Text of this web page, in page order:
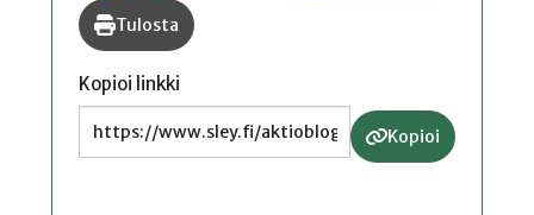
Tulosta
Kopioi linkki
Kopioi